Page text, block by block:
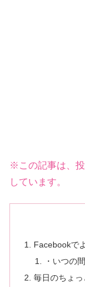
※この記事は、
しています。
Facebookで
・いつの
毎日のちょ